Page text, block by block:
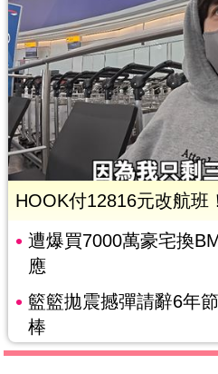
HOOK付12816元改航班
遭爆買7000萬豪宅換
應
籃籃拋震撼彈請辭6年
棒